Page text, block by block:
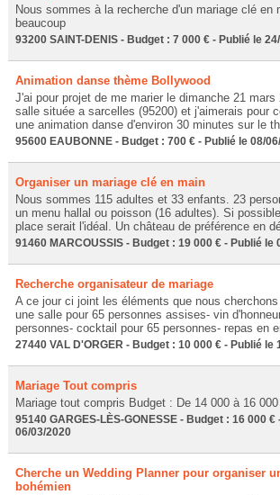
Nous sommes à la recherche d'un mariage clé en
beaucoup
93200 SAINT-DENIS - Budget : 7 000 € - Publié le
Animation danse thème Bollywood
J'ai pour projet de me marier le dimanche 21 mars
salle située a sarcelles (95200) et j'aimerais pour
une animation danse d'environ 30 minutes sur le
95600 EAUBONNE - Budget : 700 € - Publié le 08/
Organiser un mariage clé en main
Nous sommes 115 adultes et 33 enfants. 23
un menu hallal ou poisson (16 adultes). Si
place serait l'idéal. Un château de préférence en
91460 MARCOUSSIS - Budget : 19 000 € - Publié le
Recherche organisateur de mariage
A ce jour ci joint les éléments que nous
une salle pour 65 personnes assises- vin
personnes- cocktail pour 65 personnes- repas en
27440 VAL D'ORGER - Budget : 10 000 € - Publié le
Mariage Tout compris
Mariage tout compris Budget : De 14 000 à 16
95140 GARGES-LÈS-GONESSE - Budget : 16 000 €
06/03/2020
Cherche un Wedding Planner pour organiser
bohémien